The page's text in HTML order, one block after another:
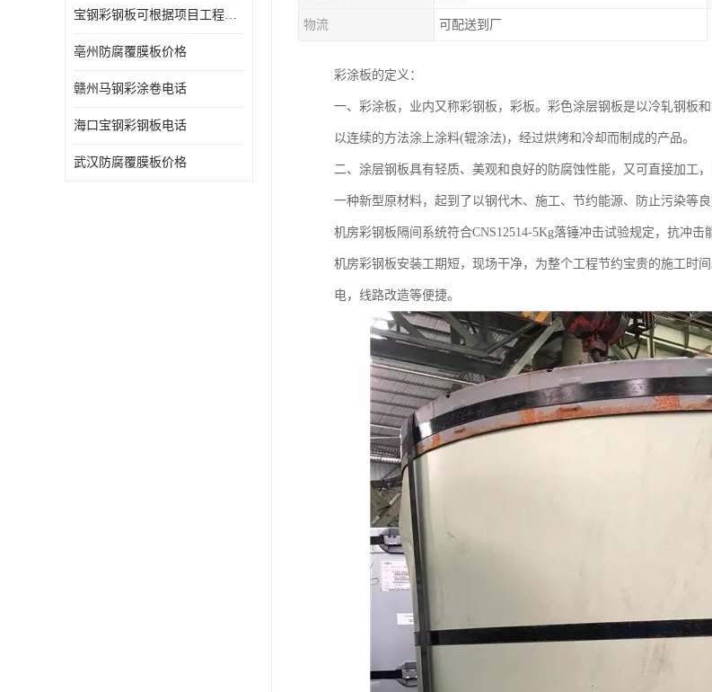
宝钢彩钢板可根据项目工程定制
亳州防腐覆膜板价格
赣州马钢彩涂卷电话
海口宝钢彩钢板电话
武汉防腐覆膜板价格
物流 可配送到厂
彩涂板的定义：
一、彩涂板，业内又称彩钢板，彩板。彩色涂层钢板是以冷轧钢板
以连续的方法涂上涂料(辊涂法)，经过烘烤和冷却而制成的产品。
二、涂层钢板具有轻质、美观和良好的防腐蚀性能，又可直接加工
一种新型原材料，起到了以钢代木、施工、节约能源、防止污染等良
机房彩钢板隔间系统符合CNS12514-5Kg落锤冲击试验规定，抗冲击
机房彩钢板安装工期短，现场干净，为整个工程节约宝贵的施工时
电，线路改造等便捷。